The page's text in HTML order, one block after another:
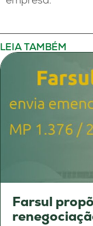
LEIA TAMBÉM
Farsul